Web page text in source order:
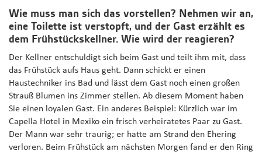
Wie muss man sich das vorstellen? Nehmen wir an,
eine Toilette ist verstopft, und der Gast erzählt es
dem Frühstückskellner. Wie wird der reagieren?
Der Kellner entschuldigt sich beim Gast und teilt ihm mit, dass
das Frühstück aufs Haus geht. Dann schickt er einen
Haustechniker ins Bad und lässt dem Gast noch einen großen
Strauß Blumen ins Zimmer stellen. Ab diesem Moment haben
Sie einen loyalen Gast. Ein anderes Beispiel: Kürzlich war im
Capella Hotel in Mexiko ein frisch verheiratetes Paar zu Gast.
Der Mann war sehr traurig; er hatte am Strand den Ehering
verloren. Beim Frühstück am nächsten Morgen fand er den Ring